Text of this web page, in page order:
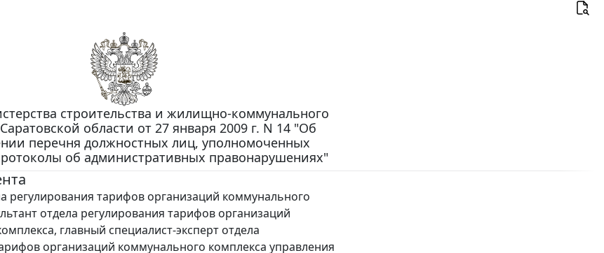
строительства и жилищно-коммунального
области от 27 января 2009 г. N 14 "Об
перечня должностных лиц, уполномоченных
об административных правонарушениях"
регулирования тарифов организаций коммунального
отдела регулирования тарифов организаций
главный специалист-эксперт отдела
организаций коммунального комплекса управления